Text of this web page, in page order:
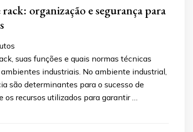
organização e segurança para
suas funções e quais normas técnicas
industriais. No ambiente industrial,
são determinantes para o sucesso de
os recursos utilizados para garantir …